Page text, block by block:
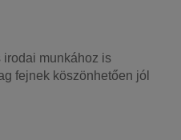
irodai munkához is
fejnek köszönhetően jól